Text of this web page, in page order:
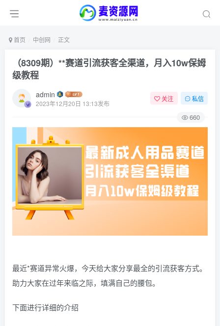
首页 中创网 正文
（8309期）**赛道引流获客全渠道，月入10w保姆
级教程
admin
2023年12月20日 13:13发布
关注 私信
660
最近*赛道异常火爆，今天给大家分享最全的引流获客方式。
助力大家在过年来临之际，填满自己的腰包。
下面进行详细的介绍